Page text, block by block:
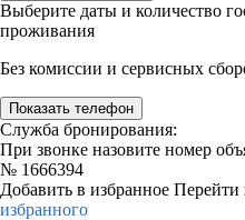
Выберите даты и количество
проживания
Без комиссии и сервисных
Показать телефон
Служба бронирования:
При звонке назовите номер
№ 1666394
Добавить в избранное Перейти
избранного